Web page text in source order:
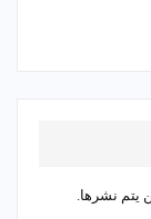
يتم نشرها.